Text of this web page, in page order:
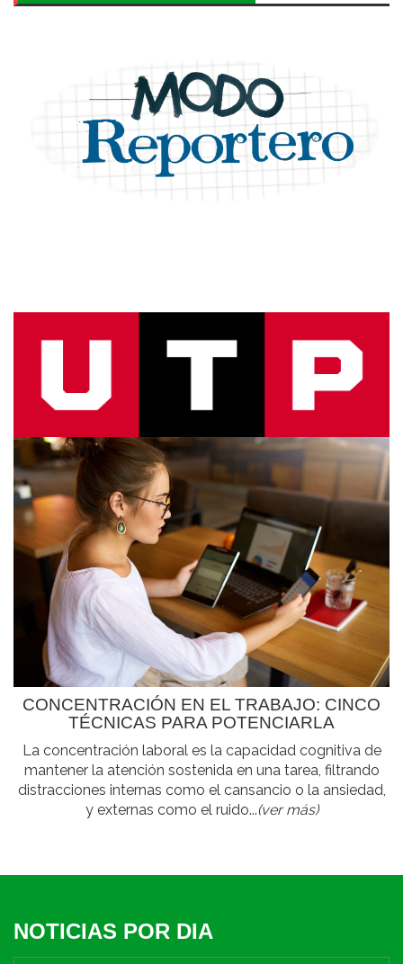
CONCENTRACIÓN EN EL TRABAJO: CINCO
TÉCNICAS PARA POTENCIARLA
La concentración laboral es la capacidad cognitiva de
mantener la atención sostenida en una tarea, filtrando
distracciones internas como el cansancio o la ansiedad,
y externas como el ruido...(ver más)
NOTICIAS POR DIA